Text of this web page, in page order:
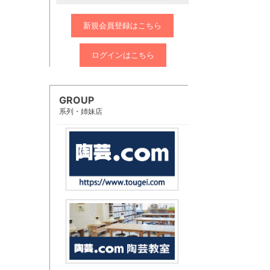
新規会員登録はこちら
ログインはこちら
GROUP
系列・姉妹店